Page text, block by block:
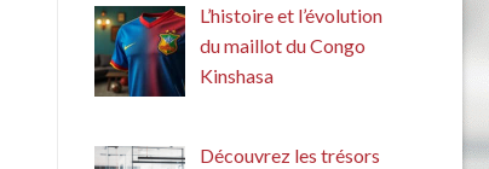
L’histoire et l’évolution
du maillot du Congo
Kinshasa
Découvrez les trésors